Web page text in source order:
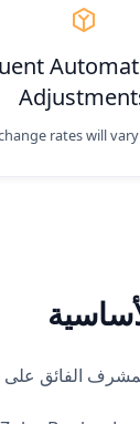
rates will vary